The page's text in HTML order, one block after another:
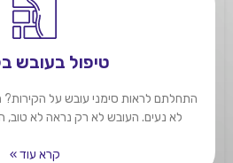
טיפול בעובש
התחלתם לראות סימני עובש על הקירות?
לא נעים. העובש לא רק נראה לא טוב,
קרא עוד »